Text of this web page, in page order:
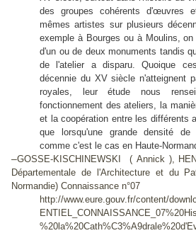
des groupes cohérents d'œuvres
mêmes artistes sur plusieurs
exemple à Bourges ou à Moulins,
d'un ou de deux monuments tandis
de l'atelier a disparu. Quoique
décennie du XV siècle n'atteignent
royales, leur étude nous
fonctionnement des ateliers, la
et la coopération entre les différents
que lorsqu'une grande densité
comme c'est le cas en Haute-
–GOSSE-KISCHINEWSKI ( Annick ),
Départementale de l'Architecture et du
Normandie) Connaissance n°07
http://www.eure.gouv.fr/content/